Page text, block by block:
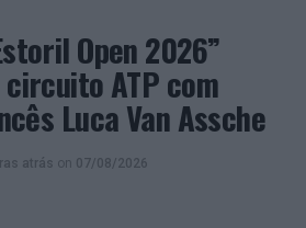
no Verão” funciona de segunda a
19h30. As inscrições são
e sempre até à quarta-feira
Open 2026”
ATP com
Luca Van Assche
atrás on 07/08/2026